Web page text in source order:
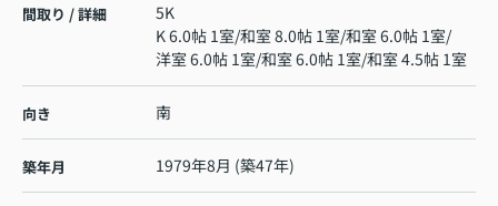
間取り / 詳細
5K
K 6.0帖 1室/和室 8.0帖 1室/和室 6.0帖 1室/
洋室 6.0帖 1室/和室 6.0帖 1室/和室 4.5帖 1室
向き 南
築年月 1979年8月 (築47年)